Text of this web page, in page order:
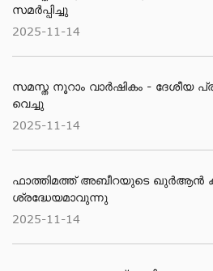
സമർപ്പിച്ചു
2025-11-14
സമസ്ത നൂറാം വാര്‍ഷികം - ദേശീയ
വെച്ചു
2025-11-14
ഫാത്തിമത്ത് അബീറയുടെ ഖുര്‍ആന്‍
ശ്രദ്ധേയമാവുന്നു
2025-11-14